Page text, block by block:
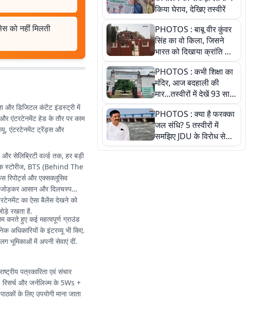
को नहीं मिलती
और डिजिटल कंटेंट इंडस्ट्री में
और एंटरटेनमेंट हेड के तौर पर काम
एंटरटेनमेंट ट्रेंड्स और
सेलिब्रिटी वर्ल्ड तक, हर बड़ी
स्टोरीज, BTS (Behind The
रिपोर्ट्स और एक्सक्लूसिव
जोड़कर आसान और दिलचस्प
का ऐसा बैलेंस देखने को
रखता है.
करते हुए कई महत्वपूर्ण ग्राउंड
अधिकारियों के इंटरव्यू भी किए.
भूमिकाओं में अपनी सेवाएं दीं.
पत्रकारिता एवं संचार
रिसर्च और जर्नलिज्म के 5Ws +
के लिए उपयोगी माना जाता
किया घेराव, देखिए तस्वीरें
PHOTOS : बाबू वीर कुंवर
सिंह का वो किला, जिसने
भारत को दिखाया क्रांति का
रास्ता: तस्वीरों में देखिए
PHOTOS : कभी शिक्षा का
मंदिर, आज बदहाली की
मार...तस्वीरों में देखें 93 साल
पुराने इस हाई स्कूल की
हकीकत
PHOTOS : क्या है फरक्का
जल संधि? 5 तस्वीरों में
समझिए JDU के विरोध से
लेकर बिहार पर असर तक